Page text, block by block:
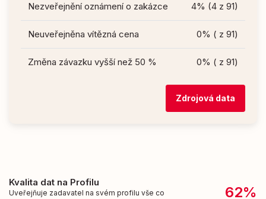
Nezveřejnění oznámení o zakázce 4% (4 z 91)
Neuveřejněna vítězná cena 0% ( z 91)
Změna závazku vyšší než 50 % 0% ( z 91)
Zdrojová data
Kvalita dat na Profilu
Uveřejňuje zadavatel na svém profilu vše co
62%